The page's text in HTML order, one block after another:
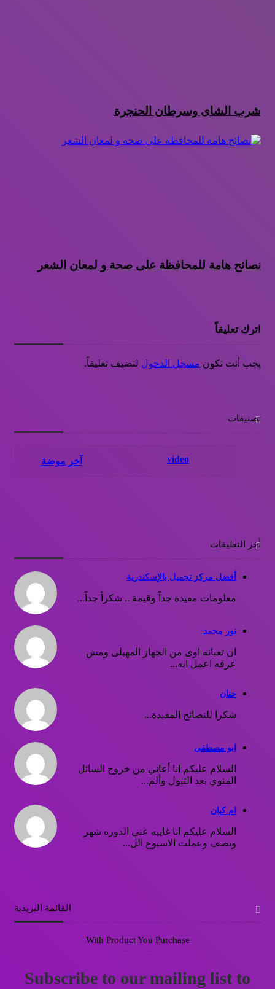
شرب الشاى وسرطان الحنجرة
نصائح هامة للمحافظة على صحة و لمعان الشعر
اترك تعليقاً
يجب أنت تكون مسجل الدخول لتضيف تعليقاً.
تصنيفات
video آخر موضة
أخر التعليقات
أفضل مركز تجميل بالإسكندرية
معلومات مفيدة جداً وقيمة .. شكراً جداً...
نور محمد
ان تعبانه اوى من الجهاز المهبلى ومش
عرفه اعمل ايه...
حنان
شكرا للنصائح المفيدة...
ابو مصطفى
السلام عليكم انا أعاني من خروج السائل
المنوي بعد التبول وألم...
ام كيان
السلام عليكم انا غايبه عني الدوره شهر
ونصف وعملت الاسبوع الل...
القائمة البريدية
With Product You Purchase
Subscribe to our mailing list to